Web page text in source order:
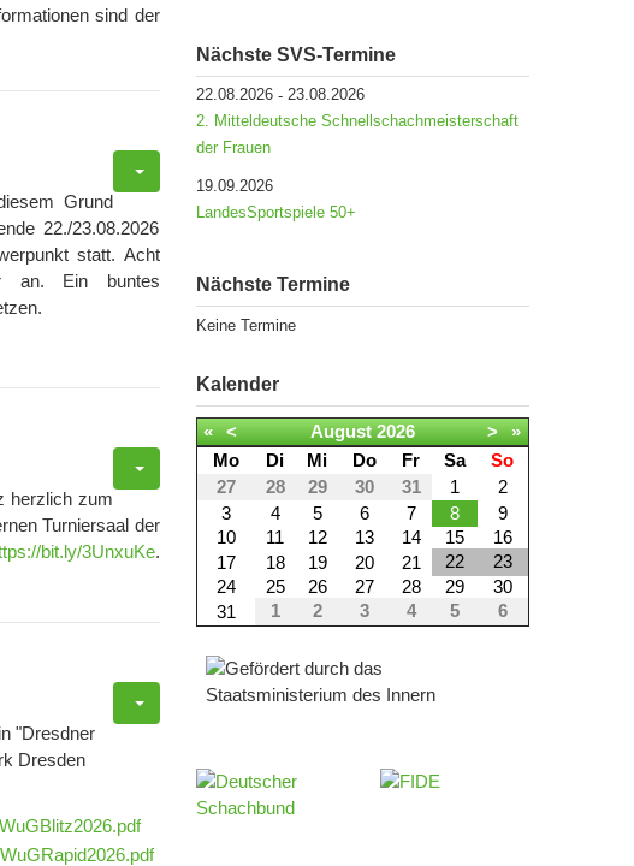
sind der
Grund
22./23.08.2026
statt. Acht
an. Ein buntes
herzlich zum
Turniersaal der
bit.ly/3UnxuKe.
"Dresdner
Dresden
Nächste SVS-Termine
22.08.2026- 23.08.2026
2. Mitteldeutsche Schnellschachmeisterschaft
der Frauen
19.09.2026
LandesSportspiele 50+
Nächste Termine
Keine Termine
Kalender
« < August 2026 >
»
Mo
Di Mi Do Fr Sa
So
27
28 29 30 31 1
2
3
4 5 6 7 8
9
10
11 12 13 14 15
16
17
18 19 20 21 22
23
24
25 26 27 28 29
30
31
1 2 3 4 5 6